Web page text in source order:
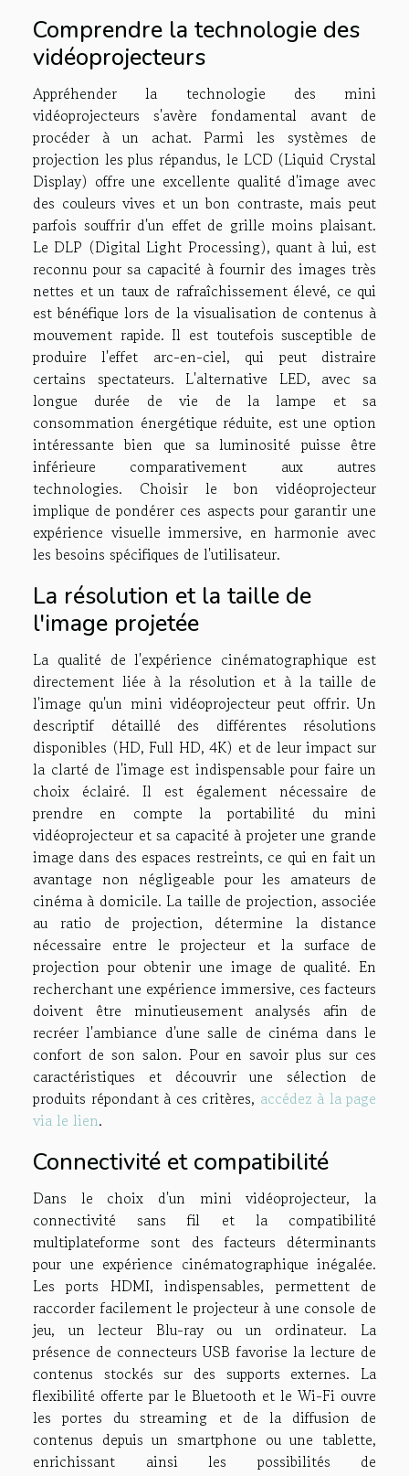
Comprendre la technologie des
vidéoprojecteurs
Appréhender la technologie des mini
vidéoprojecteurs s'avère fondamental avant de
procéder à un achat. Parmi les systèmes de
projection les plus répandus, le LCD (Liquid Crystal
Display) offre une excellente qualité d'image avec
des couleurs vives et un bon contraste, mais peut
parfois souffrir d'un effet de grille moins plaisant.
Le DLP (Digital Light Processing), quant à lui, est
reconnu pour sa capacité à fournir des images très
nettes et un taux de rafraîchissement élevé, ce qui
est bénéfique lors de la visualisation de contenus à
mouvement rapide. Il est toutefois susceptible de
produire l'effet arc-en-ciel, qui peut distraire
certains spectateurs. L'alternative LED, avec sa
longue durée de vie de la lampe et sa
consommation énergétique réduite, est une option
intéressante bien que sa luminosité puisse être
inférieure comparativement aux autres
technologies. Choisir le bon vidéoprojecteur
implique de pondérer ces aspects pour garantir une
expérience visuelle immersive, en harmonie avec
les besoins spécifiques de l'utilisateur.
La résolution et la taille de
l'image projetée
La qualité de l'expérience cinématographique est
directement liée à la résolution et à la taille de
l'image qu'un mini vidéoprojecteur peut offrir. Un
descriptif détaillé des différentes résolutions
disponibles (HD, Full HD, 4K) et de leur impact sur
la clarté de l'image est indispensable pour faire un
choix éclairé. Il est également nécessaire de
prendre en compte la portabilité du mini
vidéoprojecteur et sa capacité à projeter une grande
image dans des espaces restreints, ce qui en fait un
avantage non négligeable pour les amateurs de
cinéma à domicile. La taille de projection, associée
au ratio de projection, détermine la distance
nécessaire entre le projecteur et la surface de
projection pour obtenir une image de qualité. En
recherchant une expérience immersive, ces facteurs
doivent être minutieusement analysés afin de
recréer l'ambiance d'une salle de cinéma dans le
confort de son salon. Pour en savoir plus sur ces
caractéristiques et découvrir une sélection de
produits répondant à ces critères, accédez à la page
via le lien.
Connectivité et compatibilité
Dans le choix d'un mini vidéoprojecteur, la
connectivité sans fil et la compatibilité
multiplateforme sont des facteurs déterminants
pour une expérience cinématographique inégalée.
Les ports HDMI, indispensables, permettent de
raccorder facilement le projecteur à une console de
jeu, un lecteur Blu-ray ou un ordinateur. La
présence de connecteurs USB favorise la lecture de
contenus stockés sur des supports externes. La
flexibilité offerte par le Bluetooth et le Wi-Fi ouvre
les portes du streaming et de la diffusion de
contenus depuis un smartphone ou une tablette,
enrichissant ainsi les possibilités de